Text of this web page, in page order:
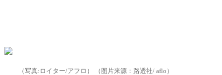
（写真: ロイター/アフロ） （图片来源：路透社/ aflo ）